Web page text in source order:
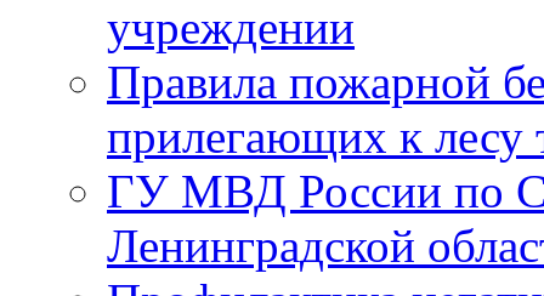
учреждении
Правила пожарной
прилегающих к лесу
ГУ МВД России по
Ленинградской